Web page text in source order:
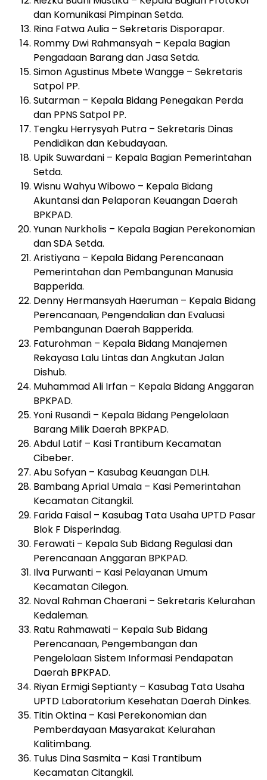
dan Komunikasi Pimpinan Setda.
Rina Fatwa Aulia – Sekretaris Disporapar.
Rommy Dwi Rahmansyah – Kepala Bagian
Pengadaan Barang dan Jasa Setda.
Simon Agustinus Mbete Wangge – Sekretaris
Satpol PP.
Sutarman – Kepala Bidang Penegakan Perda
dan PPNS Satpol PP.
Tengku Herrysyah Putra – Sekretaris Dinas
Pendidikan dan Kebudayaan.
Upik Suwardani – Kepala Bagian Pemerintahan
Setda.
Wisnu Wahyu Wibowo – Kepala Bidang
Akuntansi dan Pelaporan Keuangan Daerah
BPKPAD.
Yunan Nurkholis – Kepala Bagian Perekonomian
dan SDA Setda.
Aristiyana – Kepala Bidang Perencanaan
Pemerintahan dan Pembangunan Manusia
Bapperida.
Denny Hermansyah Haeruman – Kepala Bidang
Perencanaan, Pengendalian dan Evaluasi
Pembangunan Daerah Bapperida.
Faturohman – Kepala Bidang Manajemen
Rekayasa Lalu Lintas dan Angkutan Jalan
Dishub.
Muhammad Ali Irfan – Kepala Bidang Anggaran
BPKPAD.
Yoni Rusandi – Kepala Bidang Pengelolaan
Barang Milik Daerah BPKPAD.
Abdul Latif – Kasi Trantibum Kecamatan
Cibeber.
Abu Sofyan – Kasubag Keuangan DLH.
Bambang Aprial Umala – Kasi Pemerintahan
Kecamatan Citangkil.
Farida Faisal – Kasubag Tata Usaha UPTD Pasar
Blok F Disperindag.
Ferawati – Kepala Sub Bidang Regulasi dan
Perencanaan Anggaran BPKPAD.
Ilva Purwanti – Kasi Pelayanan Umum
Kecamatan Cilegon.
Noval Rahman Chaerani – Sekretaris Kelurahan
Kedaleman.
Ratu Rahmawati – Kepala Sub Bidang
Perencanaan, Pengembangan dan
Pengelolaan Sistem Informasi Pendapatan
Daerah BPKPAD.
Riyan Ermigi Septianty – Kasubag Tata Usaha
UPTD Laboratorium Kesehatan Daerah Dinkes.
Titin Oktina – Kasi Perekonomian dan
Pemberdayaan Masyarakat Kelurahan
Kalitimbang.
Tulus Dina Sasmita – Kasi Trantibum
Kecamatan Citangkil.